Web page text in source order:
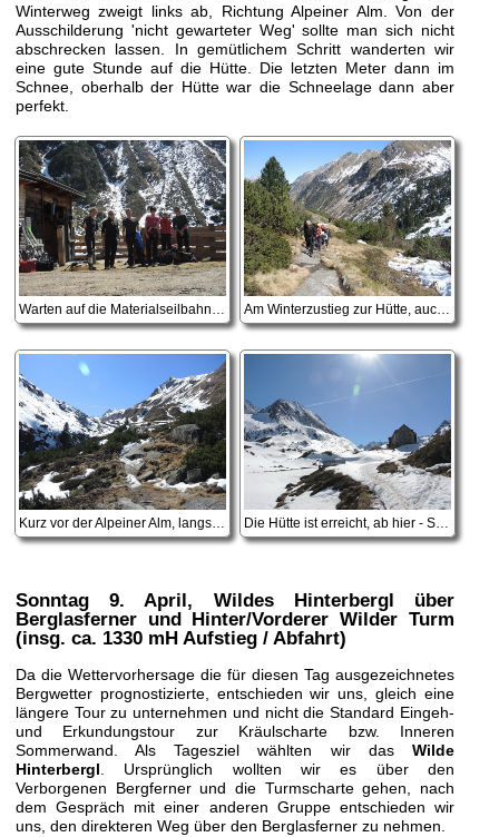
Winterweg zweigt links ab, Richtung Alpeiner Alm. Von der
Ausschilderung 'nicht gewarteter Weg' sollte man sich nicht
abschrecken lassen. In gemütlichem Schritt wanderten wir
eine gute Stunde auf die Hütte. Die letzten Meter dann im
Schnee, oberhalb der Hütte war die Schneelage dann aber
perfekt.
Kurz vor der Alpeiner Alm, langsam kommt der Schnee.
Sonntag 9. April, Wildes Hinterbergl über
Berglasferner und Hinter/Vorderer Wilder Turm
(insg. ca. 1330 mH Aufstieg / Abfahrt)
Da die Wettervorhersage die für diesen Tag ausgezeichnetes
Bergwetter prognostizierte, entschieden wir uns, gleich eine
längere Tour zu unternehmen und nicht die Standard Eingeh-
und Erkundungstour zur Kräulscharte bzw. Inneren
Sommerwand. Als Tagesziel wählten wir das Wilde
Hinterbergl. Ursprünglich wollten wir es über den
Verborgenen Bergferner und die Turmscharte gehen, nach
dem Gespräch mit einer anderen Gruppe entschieden wir
uns, den direkteren Weg über den Berglasferner zu nehmen.